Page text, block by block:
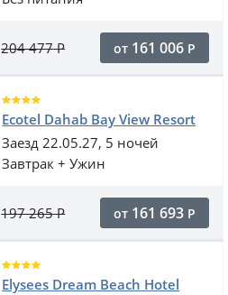
204 477Р от 161 006 Р
Ecotel Dahab Bay View Resort
Заезд 22.05.27, 5 ночей
Завтрак + Ужин
197 265Р от 161 693 Р
Elysees Dream Beach Hotel